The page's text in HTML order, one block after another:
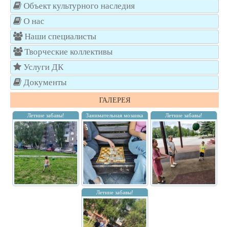
Объект культурного наследия
О нас
Наши специалисты
Творческие коллективы
Услуги ДК
Документы
ГАЛЕРЕЯ
Летние забавы! Занимательная мозаика Летние забавы!
Летние забавы!